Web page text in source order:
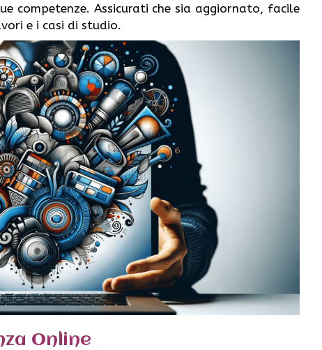
Assicurati che sia aggiornato, facile
e i casi di studio.
Online